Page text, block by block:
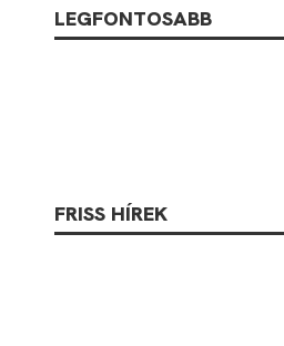
LEGFONTOSABB
FRISS HÍREK